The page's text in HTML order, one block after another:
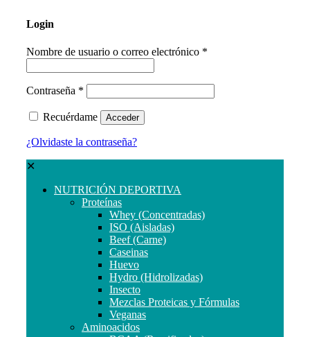
Login
Nombre de usuario o correo electrónico *
Contraseña *
Recuérdame Acceder
¿Olvidaste la contraseña?
✕
NUTRICIÓN DEPORTIVA
Proteínas
Whey (Concentradas)
ISO (Aisladas)
Beef (Carne)
Caseinas
Huevo
Hydro (Hidrolizadas)
Insecto
Mezclas Proteicas y Fórmulas
Veganas
Aminoacidos